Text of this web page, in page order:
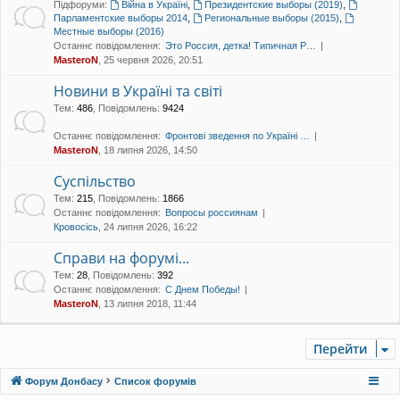
уп
Підфоруми:
Війна в Україні, Президентские выборы (2019)
Парламентские выборы 2014
Региональные выборы (2015)
Местные выборы (2016)
Останнє повідомлення: Это Россия, детка! Типичная Р…
MasteroN , 25 червня 2026, 20:51
Новини в Україні та світі
Тем: 486 Повідомлень: 9424
Останнє повідомлення: Фронтові зведення по Україні …
MasteroN , 18 липня 2026, 14:50
Суспільство
Тем: 215 Повідомлень: 1866
Останнє повідомлення: Вопросы россиянам
Кровосісь , 24 липня 2026, 16:22
Справи на форумі...
Тем: 28 Повідомлень: 392
Останнє повідомлення: С Днем Победы!
MasteroN , 13 липня 2018, 11:44
Перейти
Форум Донбасу Список форумів